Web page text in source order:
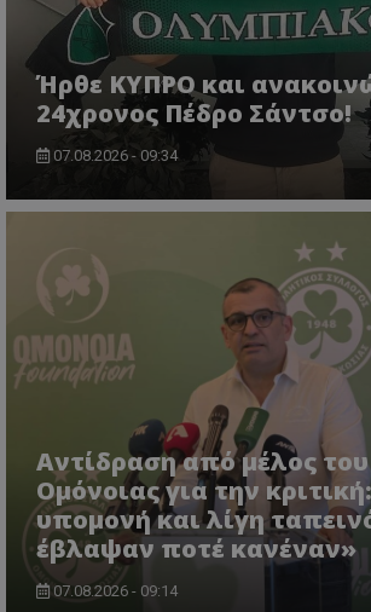
Ήρθε ΚΥΠΡΟ και
24χρονος Πέδρο Σάντσο!
07.08.2026 - 09:34
Αντίδραση από μέλος
Ομόνοιας για την
υπομονή και λίγη
έβλαψαν ποτέ κανέναν»
07.08.2026 - 09:14